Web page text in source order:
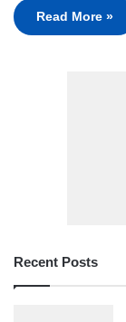
Read More »
Recent Posts